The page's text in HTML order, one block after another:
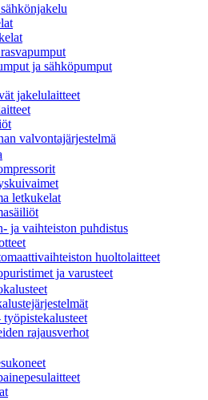
ja sähköpumput
jakelulaitteet
valvontajärjestelmä
letkukelat
ja vaihteiston puhdistus
huoltolaitteet
ja varusteet
työpistekalusteet
rajausverhot